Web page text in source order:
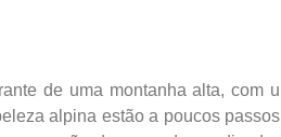
de uma montanha alta, com
alpina estão a poucos